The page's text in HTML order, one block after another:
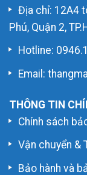
Địa chỉ: 12A4
Phú, Quận 2,
Hotline:
Email:
THÔNG TIN
Chính sách
Vận chuyển &
Bảo hành và